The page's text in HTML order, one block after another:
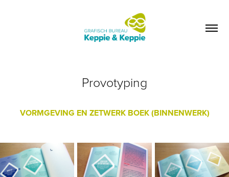
Provotyping
VORMGEVING EN ZETWERK BOEK (BINNENWERK)